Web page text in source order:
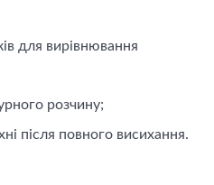
для вирівнювання
розчину;
після повного висихання.